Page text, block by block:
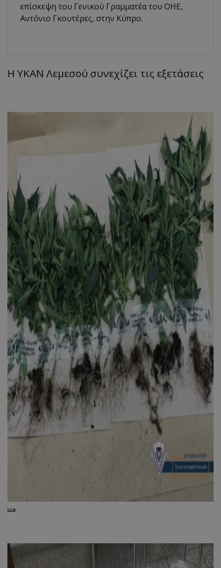
επίσκεψη του Γενικού Γραμματέα του ΟΗΕ,
Αντόνιο Γκουτέρες, στην Κύπρο.
Η ΥΚΑΝ Λεμεσού συνεχίζει τις εξετάσεις